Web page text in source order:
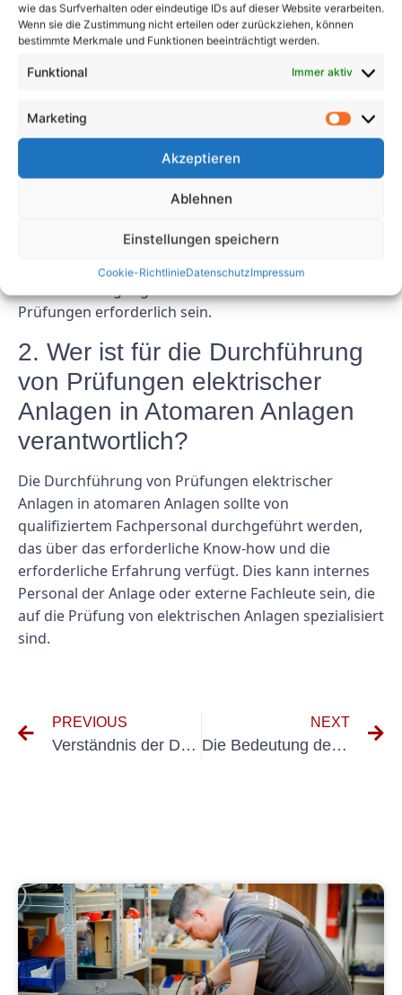
wie das Surfverhalten oder eindeutige IDs auf dieser Website verarbeiten.
Wenn sie die Zustimmung nicht erteilen oder zurückziehen, können
bestimmte Merkmale und Funktionen beeinträchtigt werden.
Funktional Immer aktiv
Marketing
Akzeptieren
Ablehnen
Einstellungen speichern
Cookie-RichtlinieDatenschutzImpressum
1. Wie oft sollten Prüfungen
elektrischer Anlagen in
atomaren Anlagen durchgeführt
werden?
Prüfungen sollten regelmäßig gemäß den
gesetzlichen Vorschriften und den Empfehlungen des
werden Prüfungen mindestens einmal im Jahr
durchgeführt, aber je nach Art der Anlage und den
Prüfungen erforderlich sein.
2. Wer ist für die Durchführung
von Prüfungen elektrischer
Anlagen in Atomaren Anlagen
verantwortlich?
Die Durchführung von Prüfungen elektrischer
Anlagen in atomaren Anlagen sollte von
qualifiziertem Fachpersonal durchgeführt werden,
das über das erforderliche Know-how und die
erforderliche Erfahrung verfügt. Dies kann internes
Personal der Anlage oder externe Fachleute sein, die
auf die Prüfung von elektrischen Anlagen spezialisiert
sind.
PREVIOUS
Verständnis der DGUV V3-Prüfung für Kernenergieanlagen
NEXT
Die Bedeutung der Elektroprüfung in der Kohleindustrie: Gewährleistung von Sicherheit und Compliance